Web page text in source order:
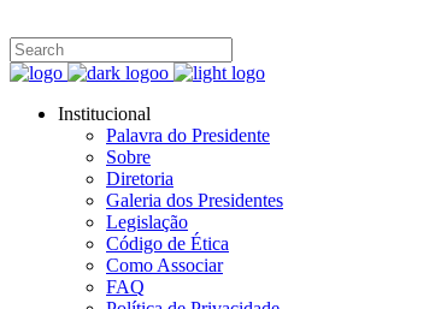
Institucional
Palavra do Presidente
Sobre
Diretoria
Galeria dos Presidentes
Legislação
Código de Ética
Como Associar
FAQ